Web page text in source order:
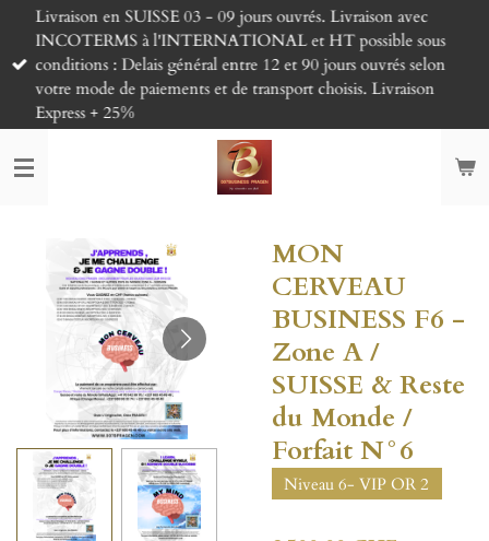
Passer
contenu
principal
Livraison en SUISSE 03 - 09 jours ouvrés. Livraison avec
INCOTERMS à l'INTERNATIONAL et HT possible sous
conditions : Delais général entre 12 et 90 jours ouvrés selon
votre mode de paiements et de transport choisis. Livraison
Express + 25%
MON
CERVEAU
BUSINESS F6 -
Zone A /
SUISSE & Reste
du Monde /
Forfait N°6
Niveau 6- VIP OR 2